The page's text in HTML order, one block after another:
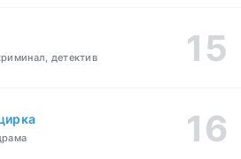
детектив